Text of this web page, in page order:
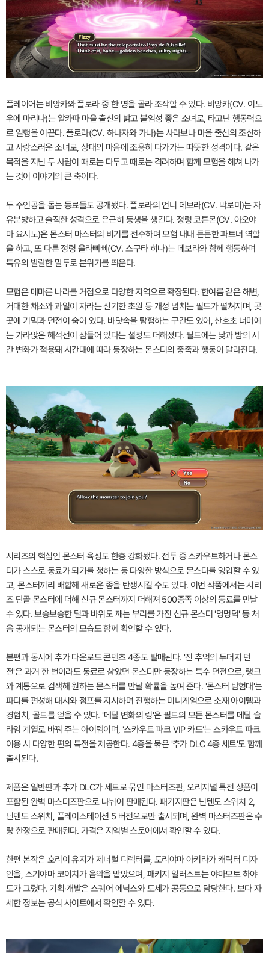
플레이어는 비앙카와 플로라 중 한 명을 골라 조작할 수 있다. 비앙카(CV. 이노
우에 마리나)는 알카파 마을 출신의 밝고 붙임성 좋은 소녀로, 타고난 행동력으
로 일행을 이끈다. 플로라(CV. 하나자와 카나)는 사라보나 마을 출신의 조신하
고 사랑스러운 소녀로, 상대의 마음에 조용히 다가가는 따뜻한 성격이다. 같은
목적을 지닌 두 사람이 때로는 다투고 때로는 격려하며 함께 모험을 헤쳐 나가
는 것이 이야기의 큰 축이다.
두 주인공을 돕는 동료들도 공개됐다. 플로라의 언니 데보라(CV. 박로미)는 자
유분방하고 솔직한 성격으로 은근히 동생을 챙긴다. 정령 코튼몬(CV. 아오야
마 요시노)은 몬스터 마스터의 비기를 전수하며 모험 내내 든든한 파트너 역할
을 하고, 또 다른 정령 올라삐삐(CV. 스구타 히나)는 데보라와 함께 행동하며
특유의 발랄한 말투로 분위기를 띄운다.
모험은 메마른 나라를 거점으로 다양한 지역으로 확장된다. 한여름 같은 해변,
거대한 채소와 과일이 자라는 신기한 초원 등 개성 넘치는 필드가 펼쳐지며, 곳
곳에 기믹과 던전이 숨어 있다. 바닷속을 탐험하는 구간도 있어, 산호초 너머에
는 가라앉은 해적선이 잠들어 있다는 설정도 더해졌다. 필드에는 낮과 밤의 시
간 변화가 적용돼 시간대에 따라 등장하는 몬스터의 종족과 행동이 달라진다.
시리즈의 핵심인 몬스터 육성도 한층 강화됐다. 전투 중 스카우트하거나 몬스
터가 스스로 동료가 되기를 청하는 등 다양한 방식으로 몬스터를 영입할 수 있
고, 몬스터끼리 배합해 새로운 종을 탄생시킬 수도 있다. 이번 작품에서는 시리
즈 단골 몬스터에 더해 신규 몬스터까지 더해져 500종족 이상의 동료를 만날
수 있다. 보송보송한 털과 바위도 깨는 부리를 가진 신규 몬스터 '멍멍덕' 등 처
음 공개되는 몬스터의 모습도 함께 확인할 수 있다.
본편과 동시에 추가 다운로드 콘텐츠 4종도 발매된다. '진 추억의 두더지 던
전'은 과거 한 번이라도 동료로 삼았던 몬스터만 등장하는 특수 던전으로, 랭크
와 계통으로 검색해 원하는 몬스터를 만날 확률을 높여 준다. '몬스터 탐험대'는
파티를 편성해 대시와 점프를 지시하며 진행하는 미니게임으로 소재 아이템과
경험치, 골드를 얻을 수 있다. '메탈 변화의 링'은 필드의 모든 몬스터를 메탈 슬
라임 계열로 바꿔 주는 아이템이며, '스카우트 파크 VIP 카드'는 스카우트 파크
이용 시 다양한 편의 특전을 제공한다. 4종을 묶은 '추가 DLC 4종 세트'도 함께
출시된다.
제품은 일반판과 추가 DLC가 세트로 묶인 마스터즈판, 오리지널 특전 상품이
포함된 완벽 마스터즈판으로 나뉘어 판매된다. 패키지판은 닌텐도 스위치 2,
닌텐도 스위치, 플레이스테이션 5 버전으로만 출시되며, 완벽 마스터즈판은 수
량 한정으로 판매된다. 가격은 지역별 스토어에서 확인할 수 있다.
한편 본작은 호리이 유지가 제너럴 디렉터를, 토리야마 아키라가 캐릭터 디자
인을, 스기야마 코이치가 음악을 맡았으며, 패키지 일러스트는 야마모토 하야
토가 그렸다. 기획·개발은 스퀘어 에닉스와 토세가 공동으로 담당한다. 보다 자
세한 정보는 공식 사이트에서 확인할 수 있다.